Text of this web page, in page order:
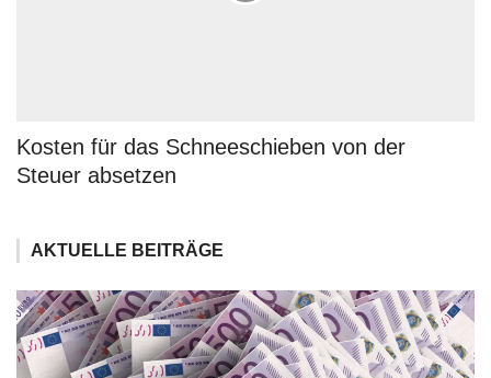
Kosten für das Schneeschieben von der
Steuer absetzen
AKTUELLE BEITRÄGE